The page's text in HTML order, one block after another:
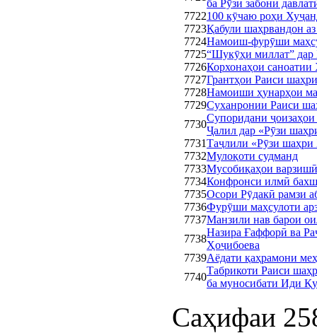
ба Рӯзи забони
7722100 кӯчаю роҳи
7723Қабули шаҳрвандон
7724Намоиш-фурӯши
7725“Шукӯҳи миллат”
7726Корхонаҳои саноатии
7727Грантҳои Раиси
7728Намоиши ҳунарҳои
7729Суханронии Раиси
7730
Супоридани
Ҷалил дар «Рӯзи
7731Таҷлили «Рӯзи шаҳри
7732Мулоқоти судманд
7733Мусобиқаҳои
7734Конфронси илмӣ
7735Осори Рӯдакӣ рамзи
7736Фурӯши маҳсулоти
7737Манзили нав барои
7738
Назира Ғаффорӣ ва
Ҳоҷибоева
7739Аёдати қаҳрамони
7740
Табрикоти Раиси
ба муносибати Иди
Саҳифаи